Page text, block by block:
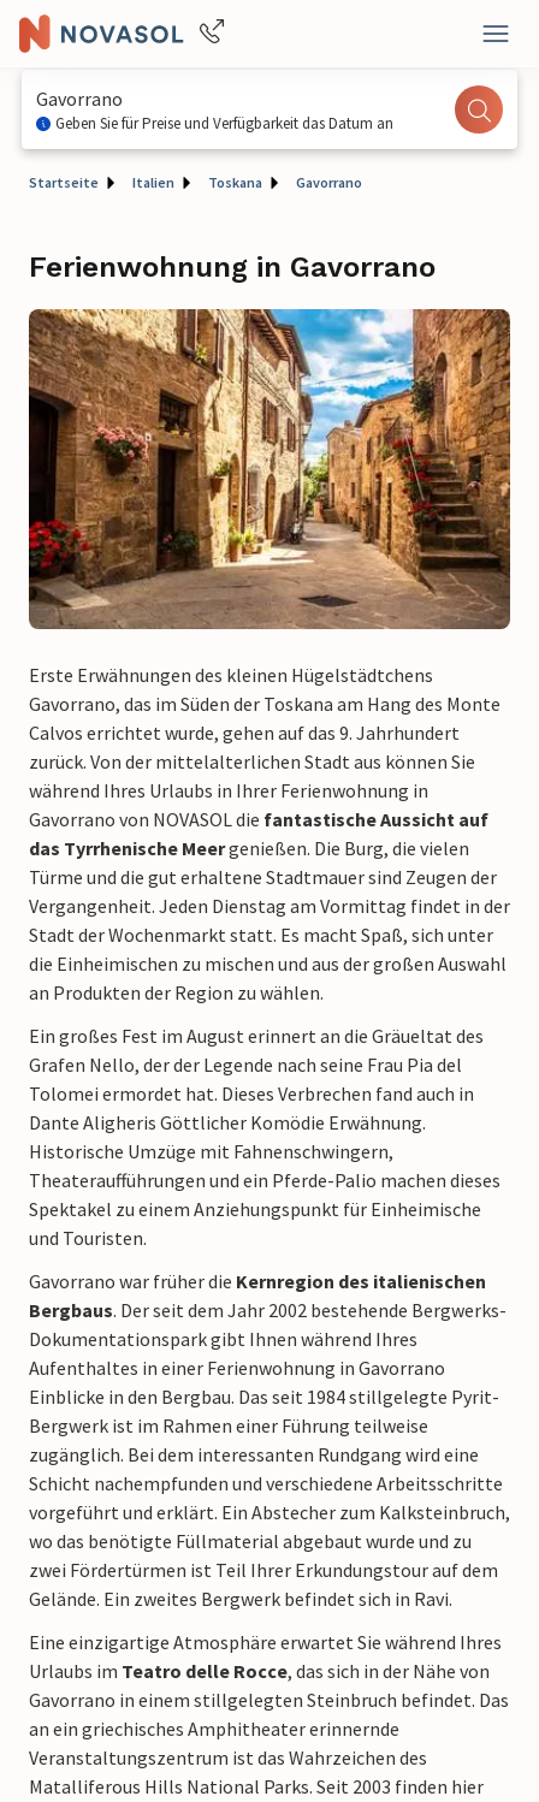
Gavorrano
Geben Sie für Preise und Verfügbarkeit das Datum an
Startseite Italien Toskana Gavorrano
Ferienwohnung in Gavorrano
Erste Erwähnungen des kleinen Hügelstädtchens
Gavorrano, das im Süden der Toskana am Hang des Monte
Calvos errichtet wurde, gehen auf das 9. Jahrhundert
zurück. Von der mittelalterlichen Stadt aus können Sie
während Ihres Urlaubs in Ihrer Ferienwohnung in
Gavorrano von NOVASOL die fantastische Aussicht auf
das Tyrrhenische Meergenießen. Die Burg, die vielen
Türme und die gut erhaltene Stadtmauer sind Zeugen der
Vergangenheit. Jeden Dienstag am Vormittag findet in der
Stadt der Wochenmarkt statt. Es macht Spaß, sich unter
die Einheimischen zu mischen und aus der großen Auswahl
an Produkten der Region zu wählen.
Ein großes Fest im August erinnert an die Gräueltat des
Grafen Nello, der der Legende nach seine Frau Pia del
Tolomei ermordet hat. Dieses Verbrechen fand auch in
Dante Aligheris Göttlicher Komödie Erwähnung.
Historische Umzüge mit Fahnenschwingern,
Theateraufführungen und ein Pferde-Palio machen dieses
Spektakel zu einem Anziehungspunkt für Einheimische
und Touristen.
Gavorrano war früher die Kernregion des italienischen
Bergbaus. Der seit dem Jahr 2002 bestehende Bergwerks-
Dokumentationspark gibt Ihnen während Ihres
Aufenthaltes in einer Ferienwohnung in Gavorrano
Einblicke in den Bergbau. Das seit 1984 stillgelegte Pyrit-
Bergwerk ist im Rahmen einer Führung teilweise
zugänglich. Bei dem interessanten Rundgang wird eine
Schicht nachempfunden und verschiedene Arbeitsschritte
vorgeführt und erklärt. Ein Abstecher zum Kalksteinbruch,
wo das benötigte Füllmaterial abgebaut wurde und zu
zwei Fördertürmen ist Teil Ihrer Erkundungstour auf dem
Gelände. Ein zweites Bergwerk befindet sich in Ravi.
Eine einzigartige Atmosphäre erwartet Sie während Ihres
Urlaubs im Teatro delle Rocce, das sich in der Nähe von
Gavorrano in einem stillgelegten Steinbruch befindet. Das
an ein griechisches Amphitheater erinnernde
Veranstaltungszentrum ist das Wahrzeichen des
Matalliferous Hills National Parks. Seit 2003 finden hier